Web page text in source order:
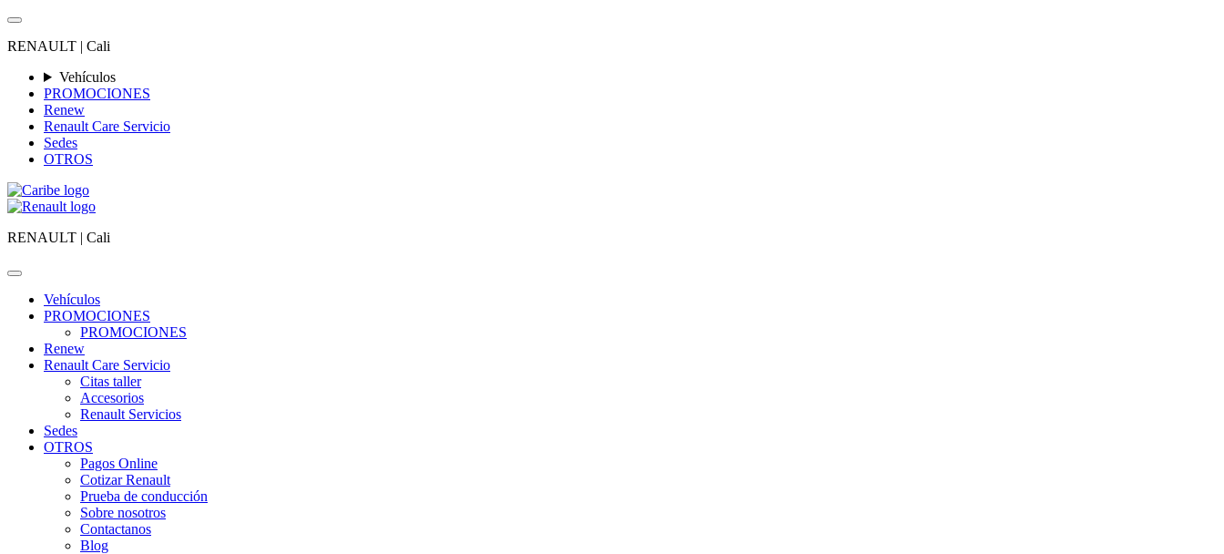
RENAULT | Cali
Vehículos
PROMOCIONES
Renew
Renault Care Servicio
Sedes
OTROS
RENAULT | Cali
Vehículos
PROMOCIONES
PROMOCIONES
Renew
Renault Care Servicio
Citas taller
Accesorios
Renault Servicios
Sedes
OTROS
Pagos Online
Cotizar Renault
Prueba de conducción
Sobre nosotros
Contactanos
Blog